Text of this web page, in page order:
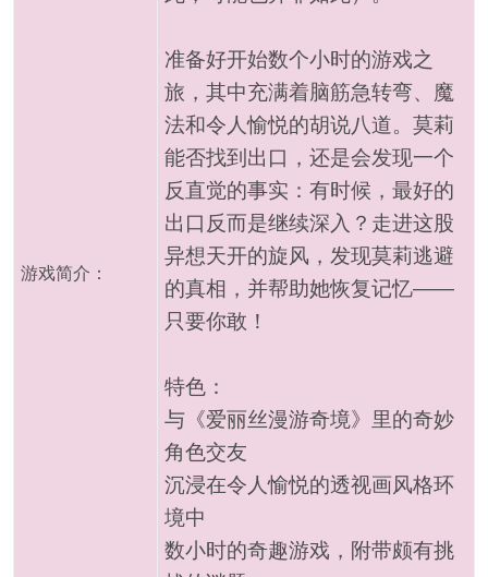
游戏简介：
准备好开始数个小时的游戏之
旅，其中充满着脑筋急转弯、魔
法和令人愉悦的胡说八道。莫莉
能否找到出口，还是会发现一个
反直觉的事实：有时候，最好的
出口反而是继续深入？走进这股
异想天开的旋风，发现莫莉逃避
的真相，并帮助她恢复记忆——
只要你敢！
特色：
与《爱丽丝漫游奇境》里的奇妙
角色交友
沉浸在令人愉悦的透视画风格环
境中
数小时的奇趣游戏，附带颇有挑